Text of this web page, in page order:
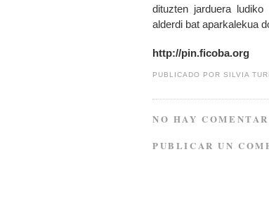
dituzten jarduera
alderdi bat aparkalekua
http://pin.ficoba.org
PUBLICADO PORSILVIA
NO HAY
PUBLICAR UN